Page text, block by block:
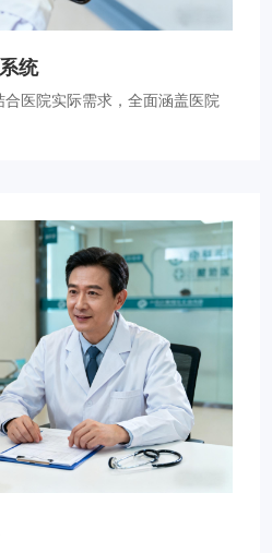
统
医院实际需求，全面涵盖医院